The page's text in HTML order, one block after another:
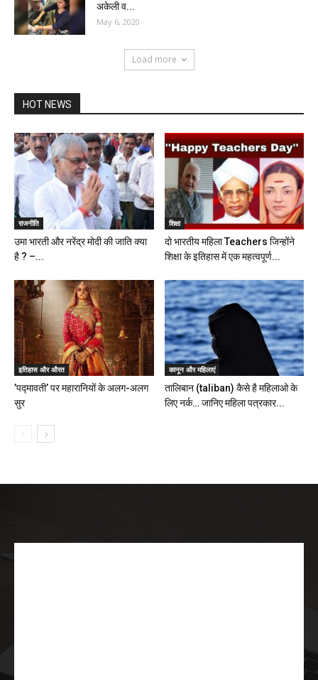
अकेली व...
May 6, 2020
Load more
HOT NEWS
राजनीति
उमा भारती और नरेंद्र मोदी की जाति क्या
है ? –...
शिक्षा
दो भारतीय महिला Teachers जिन्होंने
शिक्षा के इतिहास में एक महत्वपूर्ण...
इतिहास और औरत
’पद्मावती’ पर महारानियों के अलग-अलग
सुर
कानून और महिलाएं
तालिबान (taliban) कैसे है महिलाओ के
लिए नर्क… जानिए महिला पत्रकार...